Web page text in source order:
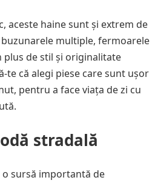
aceste haine sunt și extrem de
multiple, fermoarele
plus de stil și originalitate
te că alegi piese care sunt ușor
pentru a face viața de zi cu
stradală
sursă importantă de